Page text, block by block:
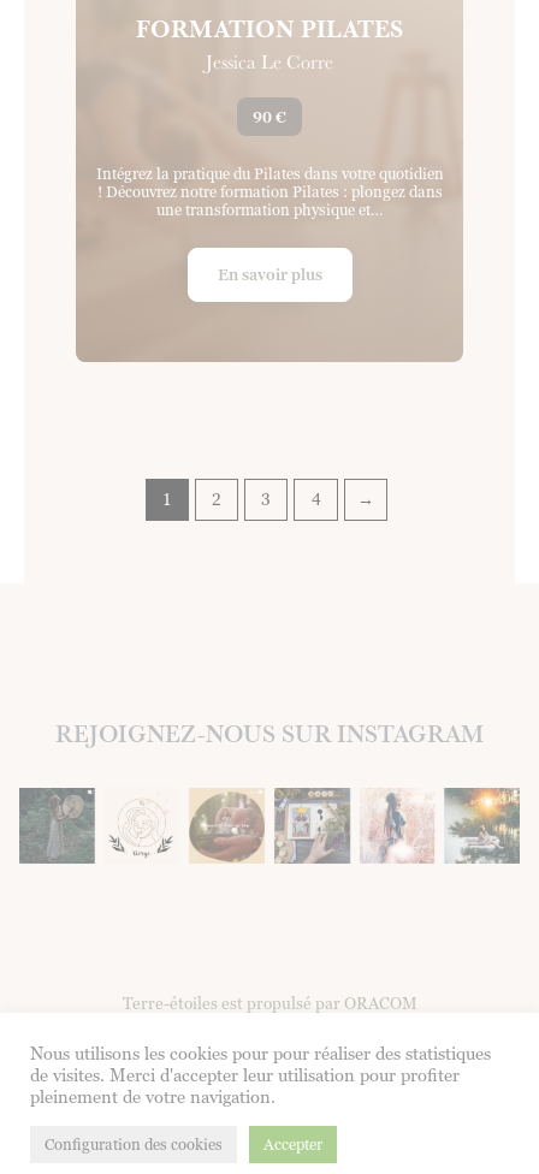
FORMATION PILATES
Jessica Le Corre
90 €
Intégrez la pratique du Pilates dans votre quotidien
! Découvrez notre formation Pilates : plongez dans
une transformation physique et…
En savoir plus
1 2 3 4 →
REJOIGNEZ-NOUS SUR INSTAGRAM
Terre-étoiles est propulsé par ORACOM
Facebook
Instagram
Formulaire de contact
Nous utilisons les cookies pour pour réaliser des statistiques
de visites. Merci d'accepter leur utilisation pour profiter
pleinement de votre navigation.
Configuration des cookies Accepter